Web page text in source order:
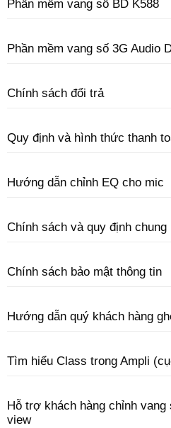
Phần mềm vang số BD K588
Phần mềm vang số 3G Audio
Chính sách đổi trả
Quy định và hình thức thanh
Hướng dẫn chỉnh EQ cho mic
Chính sách và quy định chung
Chính sách bảo mật thông tin
Hướng dẫn quý khách hàng
Tìm hiểu Class trong Ampli
Hỗ trợ khách hàng chỉnh vang
view